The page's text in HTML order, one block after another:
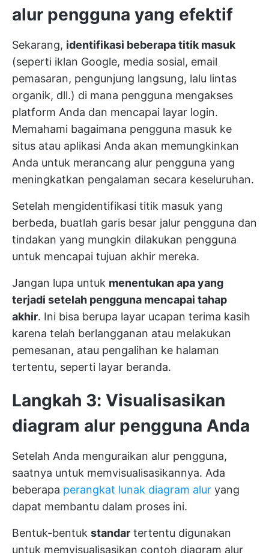
alur pengguna yang efektif
Sekarang, identifikasi beberapa titik masuk
(seperti iklan Google, media sosial, email
pemasaran, pengunjung langsung, lalu lintas
organik, dll.) di mana pengguna mengakses
platform Anda dan mencapai layar login.
Memahami bagaimana pengguna masuk ke
situs atau aplikasi Anda akan memungkinkan
Anda untuk merancang alur pengguna yang
meningkatkan pengalaman secara keseluruhan.
Setelah mengidentifikasi titik masuk yang
berbeda, buatlah garis besar jalur pengguna dan
tindakan yang mungkin dilakukan pengguna
untuk mencapai tujuan akhir mereka.
Jangan lupa untuk menentukan apa yang
terjadi setelah pengguna mencapai tahap
akhir. Ini bisa berupa layar ucapan terima kasih
karena telah berlangganan atau melakukan
pemesanan, atau pengalihan ke halaman
tertentu, seperti layar beranda.
Langkah 3: Visualisasikan
diagram alur pengguna Anda
Setelah Anda menguraikan alur pengguna,
saatnya untuk memvisualisasikannya. Ada
beberapa perangkat lunak diagram alur yang
dapat membantu dalam proses ini.
Bentuk-bentuk standar tertentu digunakan
untuk memvisualisasikan contoh diagram alur